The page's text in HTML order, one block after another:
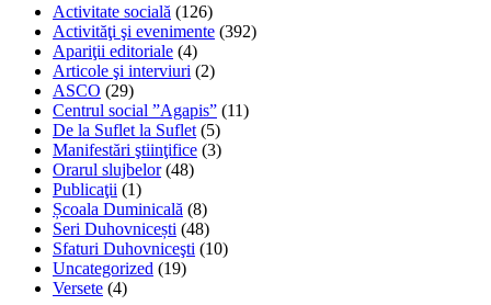
Activitate socială (126)
Activităţi şi evenimente (392)
Apariţii editoriale (4)
Articole şi interviuri (2)
ASCO (29)
Centrul social ”Agapis” (11)
De la Suflet la Suflet (5)
Manifestări ştiinţifice (3)
Orarul slujbelor(48)
Publicaţii (1)
Școala Duminicală (8)
Seri Duhovnicești (48)
Sfaturi Duhovniceşti (10)
Uncategorized (19)
Versete (4)